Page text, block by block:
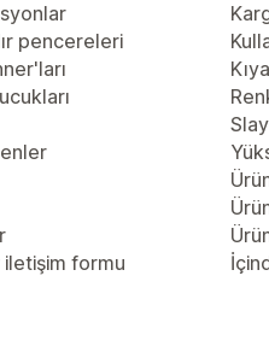
pencereleri
formu